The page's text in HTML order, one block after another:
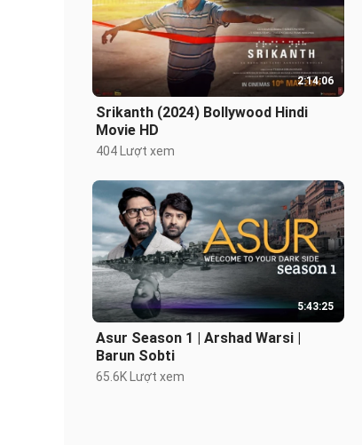
2:14:06
Srikanth (2024) Bollywood Hindi
Movie HD
404 Lượt xem
5:43:25
Asur Season 1 | Arshad Warsi |
Barun Sobti
65.6K Lượt xem